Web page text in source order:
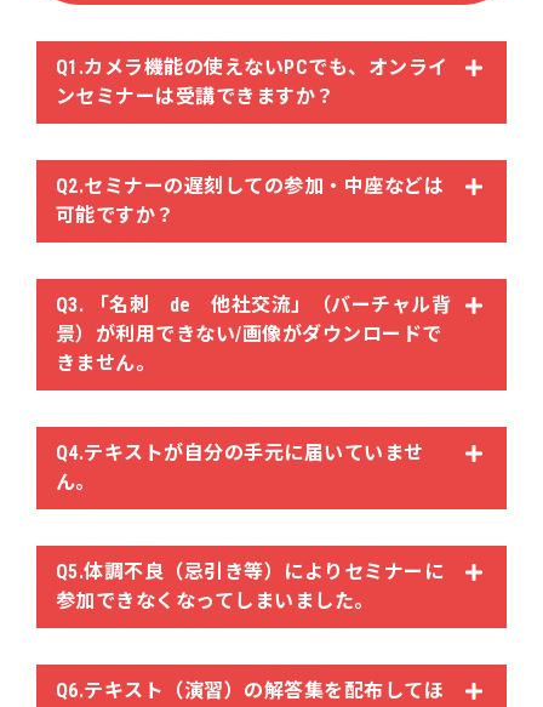
Q1.カメラ機能の使えないPCでも、オンライ
ンセミナーは受講できますか？
Q2.セミナーの遅刻しての参加・中座などは
可能ですか？
Q3. 「名刺 de 他社交流」（バーチャル背
景）が利用できない/画像がダウンロードで
きません。
Q4.テキストが自分の手元に届いていませ
ん。
Q5.体調不良（忌引き等）によりセミナーに
参加できなくなってしまいました。
Q6.テキスト（演習）の解答集を配布してほ